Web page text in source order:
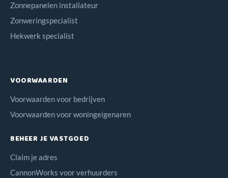
Zonnepanelen installateur
Zonweringspecialist
Hekwerk specialist
VOORWAARDEN
Voorwaarden voor bedrijven
Voorwaarden voor woningeigenaren
BEHEER JE VASTGOED
Claim je adres
CannonWorks voor verhuurders